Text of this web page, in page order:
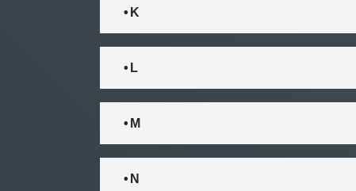
• K
• L
• M
• N